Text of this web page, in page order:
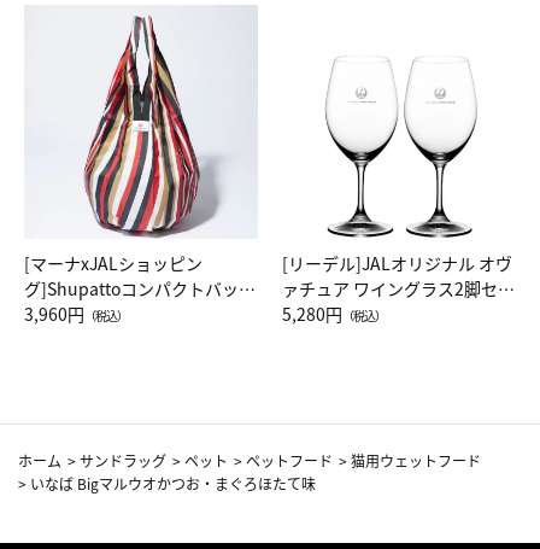
[マーナxJALショッピン
グ]Shupattoコンパクトバッグ
Drop JAL客室乗務員（LC）ス
3,960円 （税込）
[リーデル]JALオリジナル オヴ
ァチュア ワイングラス2脚セッ
ト（レッドワイン）
5,280円 （税込）
ホーム >サンドラッグ >ペット >ペットフード >猫用ウェットフード
> いなば Bigマルウオかつお・まぐろほたて味